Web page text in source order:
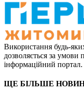
Використання будь-
дозволяється за
інформаційний портал.
ЩЕ БІЛЬШЕ